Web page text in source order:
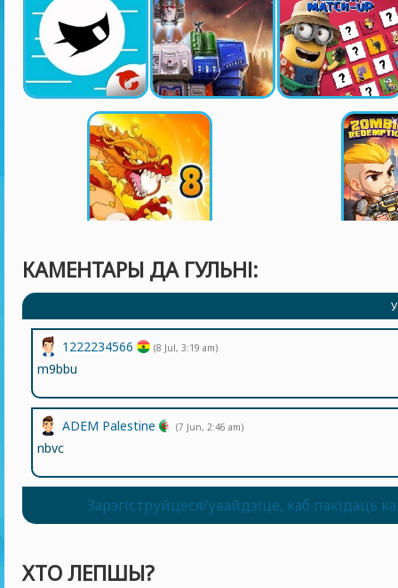
КАМЕНТАРЫ ДА ГУЛЬНІ:
ADEM Palestine (7 Jun, 2:46 am)
nbvc
1222234566 (8 Jul, 3:19 am)
m9bbu
Зарэгіструйцеся/увайдзіце, каб пакідаць
ХТО ЛЕПШЫ?